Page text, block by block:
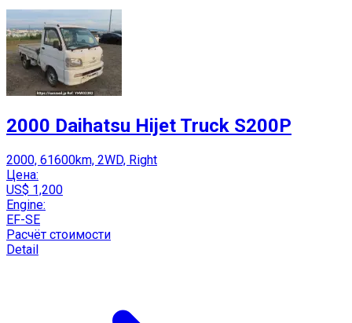
2000 Daihatsu Hijet Truck S200P
2000, 61600km, 2WD, Right
Цена:
US$ 1,200
Engine:
EF-SE
Расчёт стоимости
Detail